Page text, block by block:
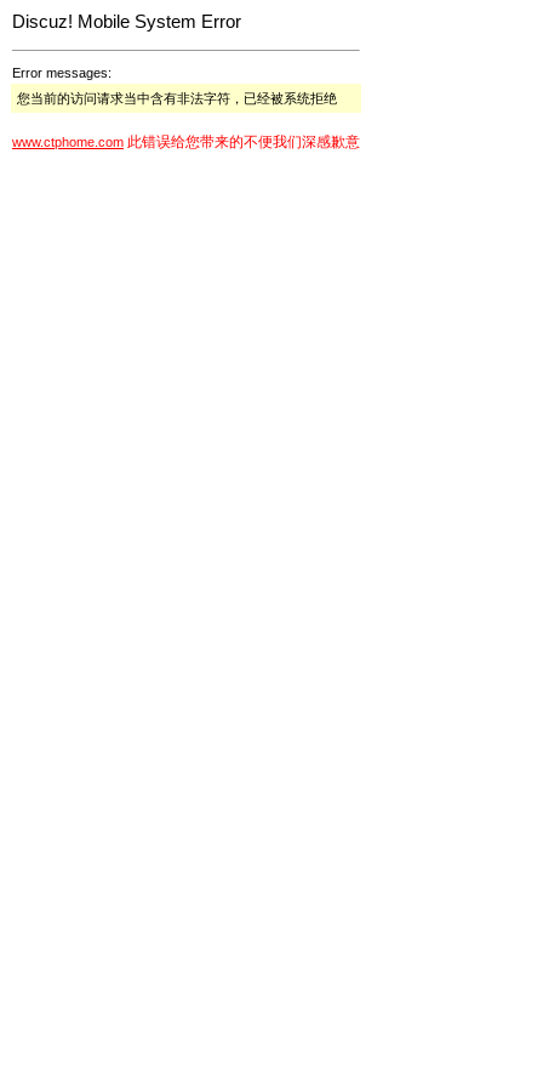
Discuz! Mobile System Error
Error messages:
您当前的访问请求当中含有非法字符，已经被系统拒绝
www.ctphome.com 此错误给您带来的不便我们深感歉意